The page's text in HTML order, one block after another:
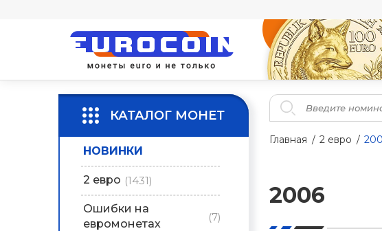
КАТАЛОГ МОНЕТ
НОВИНКИ
2 евро (1431)
Ошибки на
евромонетах
(7)
Главная 2 евро
2006